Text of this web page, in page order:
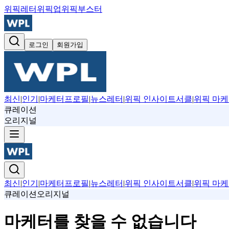
위픽레터 위픽업위픽부스터
로그인 회원가입
최신|인기 |마케터프로필|뉴스레터 |위픽 인사이트서클|위픽 마케
큐레이션
오리지널
최신|인기 |마케터프로필|뉴스레터 |위픽 인사이트서클|위픽 마케
큐레이션 오리지널
마케터를 찾을 수 없습니다